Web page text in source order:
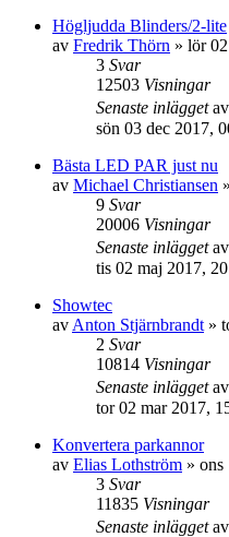
Högljudda Blinders/2-lite
av Fredrik Thörn » lör
3 Svar
12503 Visningar
Senaste inläggetav
sön 03 dec 2017,
Bästa LED PAR just nu
av Michael Christiansen »
9 Svar
20006 Visningar
Senaste inläggetav
tis 02 maj 2017,
Showtec
av Anton Stjärnbrandt »
2 Svar
10814 Visningar
Senaste inläggetav
tor 02 mar 2017,
Konvertera parkannor
av Elias Lothström » ons
3 Svar
11835 Visningar
Senaste inläggetav